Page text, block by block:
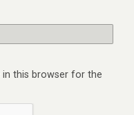
in this browser for the